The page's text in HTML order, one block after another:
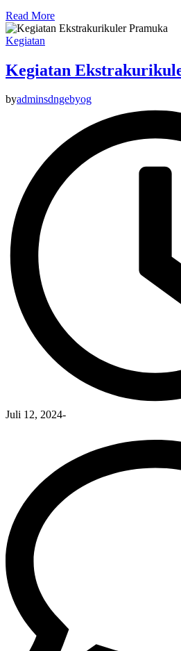
Read More
Kegiatan
Kegiatan
byadminsdngebyog
Juli 12, 2024-